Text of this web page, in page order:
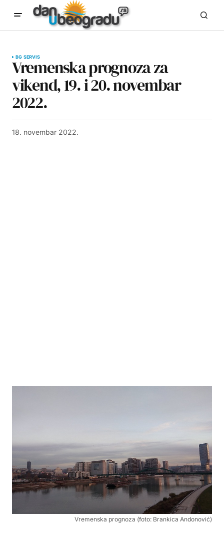
BG SERVIS
Vremenska prognoza za
vikend, 19. i 20. novembar
2022.
18. novembar 2022.
Vremenska prognoza (foto: Brankica Andonović)